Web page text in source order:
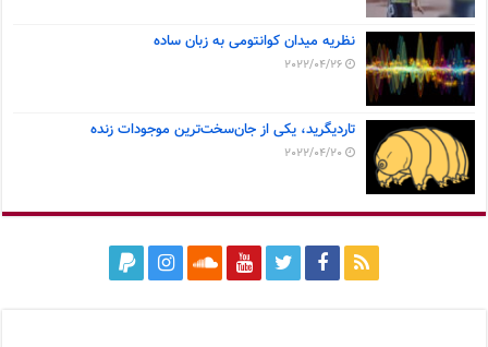
نظریه میدان کوانتومی به زبان ساده
2022/04/26
تاردیگرید، یکی از جان‌سخت‌ترین موجودات زنده
2022/04/20